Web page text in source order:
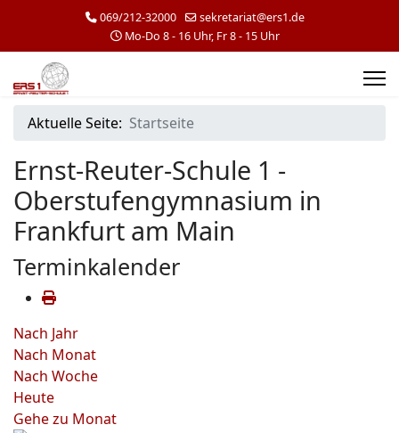
069/212-32000
sekretariat@ers1.de
Mo-Do 8 - 16 Uhr, Fr 8 - 15 Uhr
Aktuelle Seite: Startseite
Ernst-Reuter-Schule 1 -
Oberstufengymnasium in
Frankfurt am Main
Terminkalender
Nach Jahr
Nach Monat
Nach Woche
Heute
Gehe zu Monat